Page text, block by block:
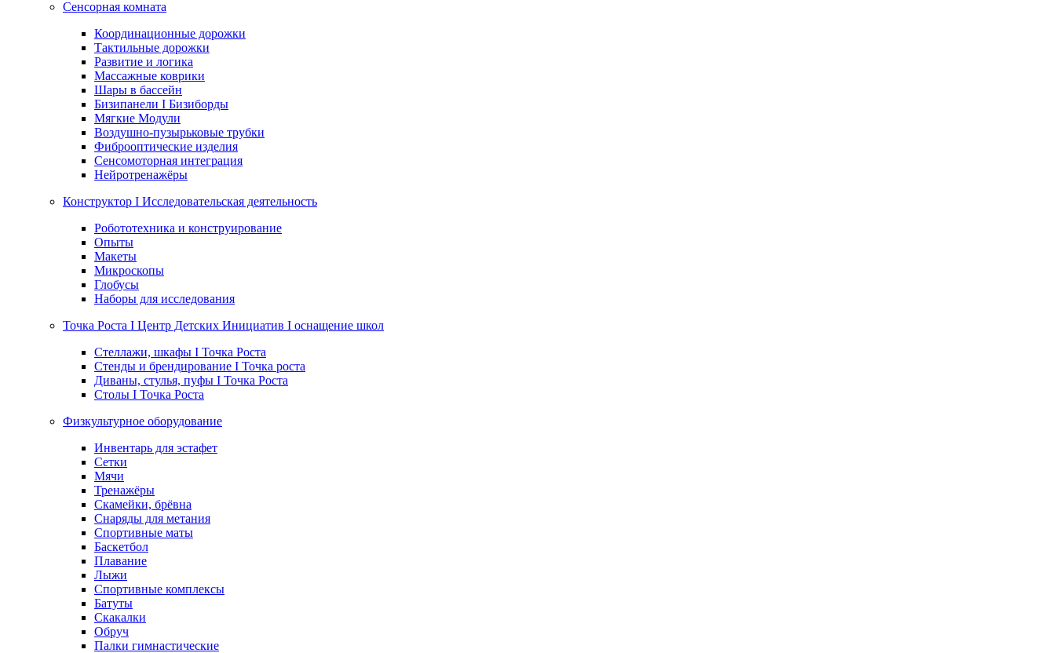
Сенсорная комната
Координационные дорожки
Тактильные дорожки
Развитие и логика
Массажные коврики
Шары в бассейн
Бизипанели I Бизиборды
Мягкие Модули
Воздушно-пузырьковые трубки
Фиброоптические изделия
Сенсомоторная интеграция
Нейротренажёры
Конструктор I Исследовательская деятельность
Робототехника и конструирование
Опыты
Макеты
Микроскопы
Глобусы
Наборы для исследования
Точка Роста I Центр Детских Инициатив I оснащение школ
Стеллажи, шкафы I Точка Роста
Стенды и брендирование I Точка роста
Диваны, стулья, пуфы I Точка Роста
Столы I Точка Роста
Физкультурное оборудование
Инвентарь для эстафет
Сетки
Мячи
Тренажёры
Скамейки, брёвна
Снаряды для метания
Спортивные маты
Баскетбол
Плавание
Лыжи
Спортивные комплексы
Батуты
Скакалки
Обруч
Палки гимнастические